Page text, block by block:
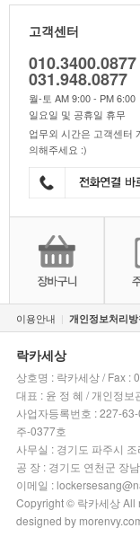
고객센터
010.3400.0877
031.948.0877
월-토 AM 9:00 - PM 6:00
일요일 및 공휴일 휴무
업무외 시간은 고객센터
의해주세요 :)
이용안내 | 개인정보처리방
락카세상
상호명 : 락카세상 / Fax :
대표 : 윤 정 혜 / 개인정보
사업자등록번호 : 227-
주-0377호
사무실 : 경기도 파주시
공 장 : 경기도 연천군 장
이메일 :
Copyright © 락카세상 All
designed by